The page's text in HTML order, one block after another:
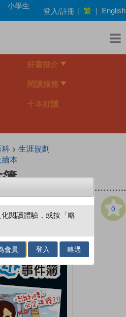
小學生
登入/註冊 | 繁 | English
好書推介
閱讀服務
十本好讀
> 生涯規劃
本
0
閱讀體驗，或按「略
會員 登入 略過